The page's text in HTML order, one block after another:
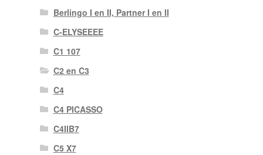
Berlingo I en II, Partner I en II
C-ELYSEEEE
C1 107
C2 en C3
C4
C4 PICASSO
C4IIB7
C5 X7